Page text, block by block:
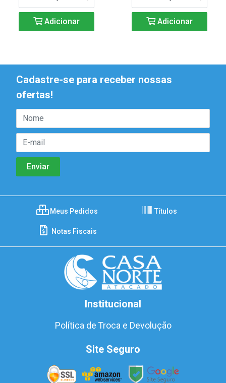
Adicionar Adicionar
Cadastre-se para receber nossas
ofertas!
Meus Pedidos Títulos
Notas Fiscais
Institucional
Política de Troca e Devolução
Site Seguro